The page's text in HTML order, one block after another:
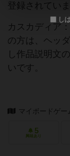
登録されていま
カスカディア
の方は、ヘッ
し作品説明文
いです。
マイボードゲー
5
興味あり
し